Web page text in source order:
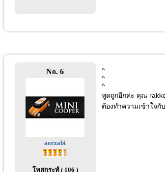
No. 6
aorzabi
โพสกระทู้ ( 106 )
^
^
^
พูดถูกอีกค่ะ คุณ
ต้องทำความเข้าใจกั